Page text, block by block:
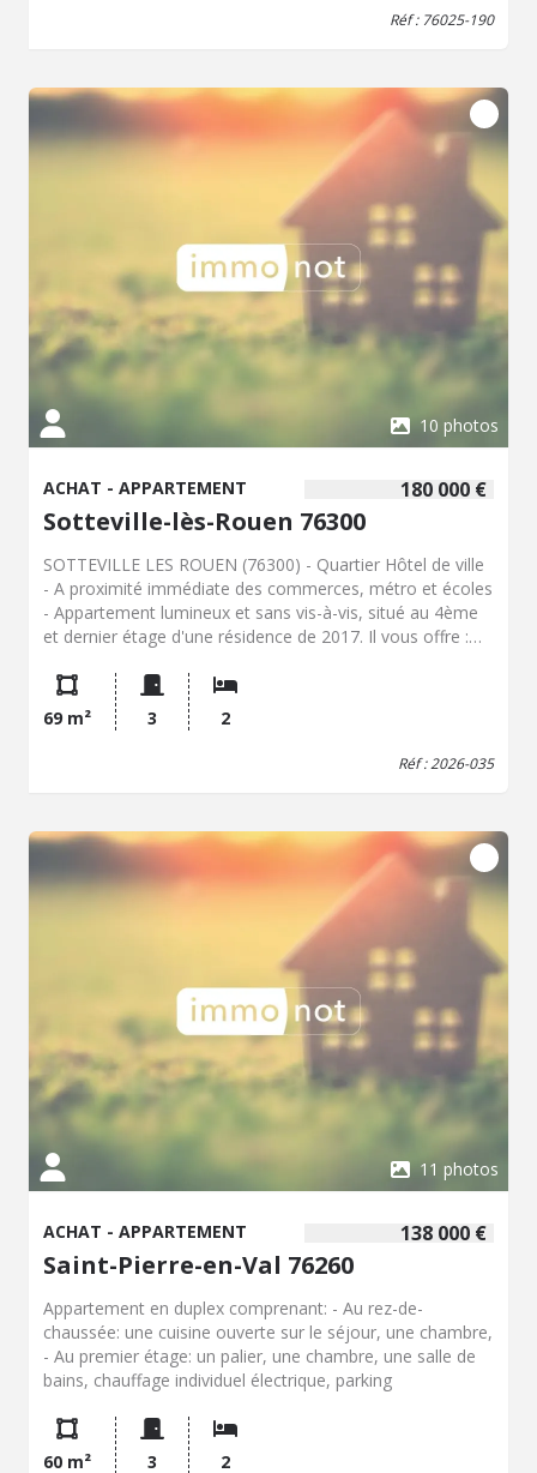
Réf : 76025-190
10 photos
180 000 €
ACHAT - APPARTEMENT
Sotteville-lès-Rouen 76300
SOTTEVILLE LES ROUEN (76300) - Quartier Hôtel de ville
- A proximité immédiate des commerces, métro et écoles
- Appartement lumineux et sans vis-à-vis, situé au 4ème
et dernier étage d'une résidence de 2017. Il vous offre :
salon (31m²), wc, dégagement avec cellier et placard,
salle de douche, 2 chambres dont 1 avec grand dressing.
Balcon exposé Sud-Est. Garage fermé en sous-sol.
Double vitrage PVC. Volets roulants électriques. Chauffage
1581EUR. Charges de copropriété 120EUR/mois. Une
visite, un renseignement, contactez Vanessa Dumontier,
service immobilier.
69 m² 3 2
Réf : 2026-035
11 photos
138 000 €
ACHAT - APPARTEMENT
Saint-Pierre-en-Val 76260
Appartement en duplex comprenant: - Au rez-de-
chaussée: une cuisine ouverte sur le séjour, une chambre,
- Au premier étage: un palier, une chambre, une salle de
bains, chauffage individuel électrique, parking
60 m² 3 2